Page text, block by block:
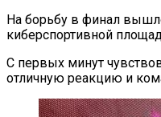
На борьбу в финал
киберспортивной
С первых минут
отличную реакцию и